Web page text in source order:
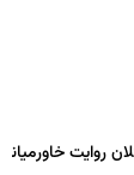
خاورمیانه